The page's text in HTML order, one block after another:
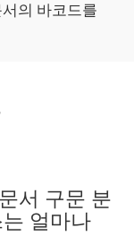
서의 바코드를
서 구문 분
얼마나